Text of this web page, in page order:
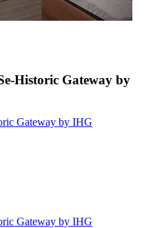
Historic Gateway by
Gateway by IHG
Gateway by IHG